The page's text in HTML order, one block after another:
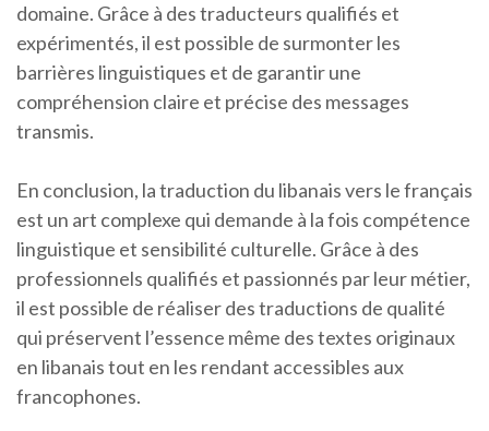
domaine. Grâce à des traducteurs qualifiés et
expérimentés, il est possible de surmonter les
barrières linguistiques et de garantir une
compréhension claire et précise des messages
transmis.
En conclusion, la traduction du libanais vers le français
est un art complexe qui demande à la fois compétence
linguistique et sensibilité culturelle. Grâce à des
professionnels qualifiés et passionnés par leur métier,
il est possible de réaliser des traductions de qualité
qui préservent l’essence même des textes originaux
en libanais tout en les rendant accessibles aux
francophones.